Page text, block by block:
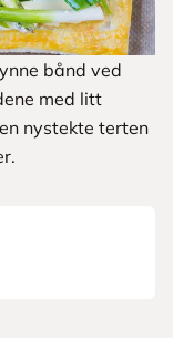
bånd ved
med litt
nystekte terten